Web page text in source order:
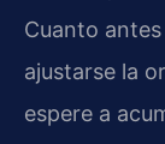
Cuanto
ajustarse la
espere a